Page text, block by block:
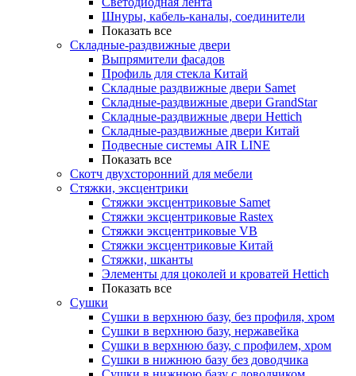
Шнуры, кабель-каналы, соединители
Показать все
Складные-раздвижные двери
Выпрямители фасадов
Профиль для стекла Китай
Складные раздвижные двери Samet
Складные-раздвижные двери GrandStar
Складные-раздвижные двери Hettich
Складные-раздвижные двери Китай
Подвесные системы AIR LINE
Показать все
Скотч двухсторонний для мебели
Стяжки, эксцентрики
Cтяжки эксцентриковые Samet
Стяжки эксцентриковые Rastex
Стяжки эксцентриковые VB
Стяжки эксцентриковые Китай
Стяжки, шканты
Элементы для цоколей и кроватей Hettich
Показать все
Сушки
Сушки в верхнюю базу, без профиля, хром
Сушки в верхнюю базу, нержавейка
Сушки в верхнюю базу, с профилем, хром
Сушки в нижнюю базу без доводчика